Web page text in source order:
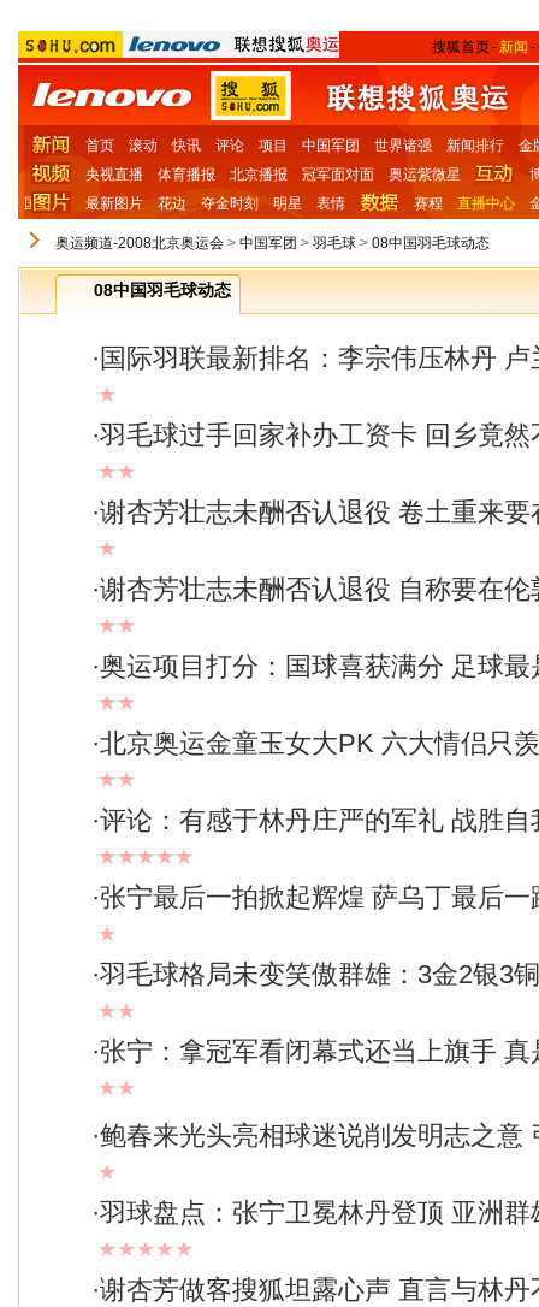
搜狐首页- 新闻 -
首页 滚动 快讯 评论 项目 中国军团 世界诸强 新闻排行
金
央视直播
体育播报 北京播报 冠军面对面 奥运紫微星
国
最新图片 花边 夺金时刻 明星 表情 赛程 直播中心
奥运频道-2008北京奥运会 > 中国军团 > 羽毛球 > 08中国羽毛球动态
08中国羽毛球动态
· 国际羽联最新排名：李宗伟压林丹
★
·羽毛球过手回家补办工资卡 回乡竟然
★★
·谢杏芳壮志未酬否认退役 卷土重来要
★
·谢杏芳壮志未酬否认退役 自称要在伦
★★
·奥运项目打分：国球喜获满分 足球最
★★
·北京奥运金童玉女大PK 六大情侣只
★★
·评论：有感于林丹庄严的军礼 战胜自
★★★★★
·张宁最后一拍掀起辉煌 萨乌丁最后一
★
·羽毛球格局未变笑傲群雄：3金2银3
★★
·张宁：拿冠军看闭幕式还当上旗手 真
★★
·鲍春来光头亮相球迷说削发明志之意
★
·羽球盘点：张宁卫冕林丹登顶 亚洲群
★★★★★
·谢杏芳做客搜狐坦露心声 直言与林丹